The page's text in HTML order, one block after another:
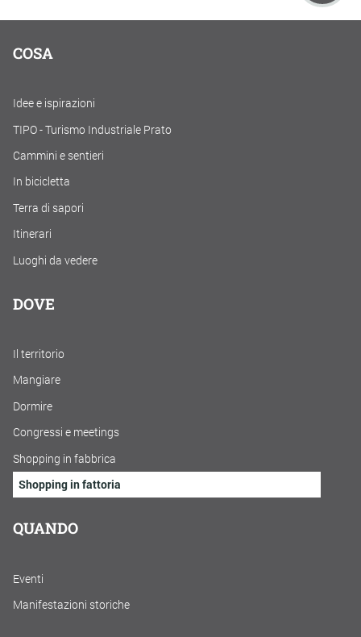
COSA
Idee e ispirazioni
TIPO - Turismo Industriale Prato
Cammini e sentieri
In bicicletta
Terra di sapori
Itinerari
Luoghi da vedere
DOVE
Il territorio
Mangiare
Dormire
Congressi e meetings
Shopping in fabbrica
Shopping in fattoria
QUANDO
Eventi
Manifestazioni storiche